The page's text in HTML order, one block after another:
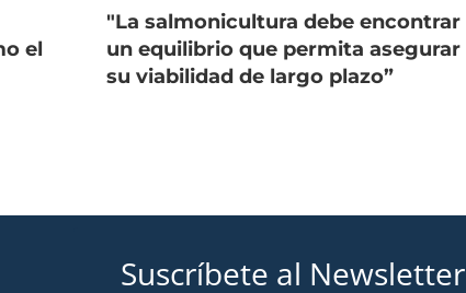
el
"La salmonicultura debe encontrar
un equilibrio que permita asegurar
su viabilidad de largo plazo”
Suscríbete al Newsletter